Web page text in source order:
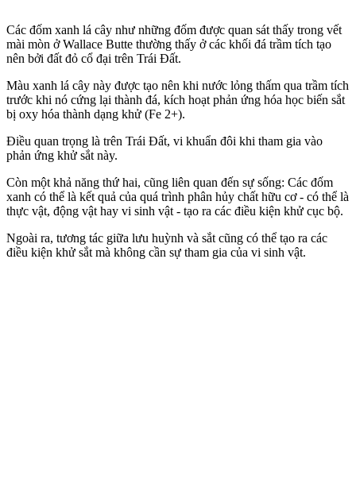
Các đốm xanh lá cây như những đốm được quan sát thấy trong vết
mài mòn ở Wallace Butte thường thấy ở các khối đá trầm tích tạo
nên bởi đất đỏ cổ đại trên Trái Đất.
Màu xanh lá cây này được tạo nên khi nước lỏng thấm qua trầm tích
trước khi nó cứng lại thành đá, kích hoạt phản ứng hóa học biến sắt
bị oxy hóa thành dạng khử (Fe 2+).
Điều quan trọng là trên Trái Đất, vi khuẩn đôi khi tham gia vào
phản ứng khử sắt này.
Còn một khả năng thứ hai, cũng liên quan đến sự sống: Các đốm
xanh có thể là kết quả của quá trình phân hủy chất hữu cơ - có thể là
thực vật, động vật hay vi sinh vật - tạo ra các điều kiện khử cục bộ.
Ngoài ra, tương tác giữa lưu huỳnh và sắt cũng có thể tạo ra các
điều kiện khử sắt mà không cần sự tham gia của vi sinh vật.